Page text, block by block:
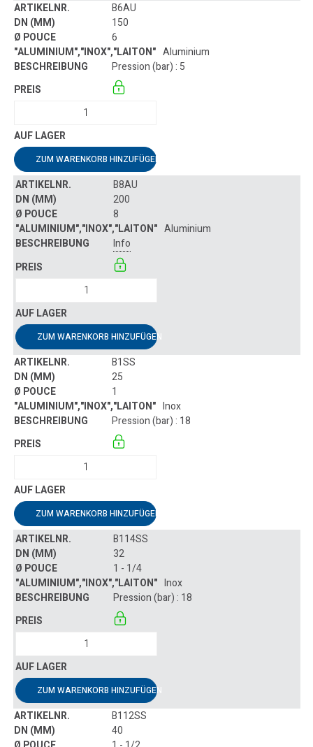
B6AU
150
6
Aluminium
Pression (bar) : 5
ZUM WARENKORB HINZUFÜGEN
B8AU
200
8
Aluminium
Info
ZUM WARENKORB HINZUFÜGEN
B1SS
25
1
Inox
Pression (bar) : 18
ZUM WARENKORB HINZUFÜGEN
B114SS
32
1 - 1/4
Inox
Pression (bar) : 18
ZUM WARENKORB HINZUFÜGEN
B112SS
40